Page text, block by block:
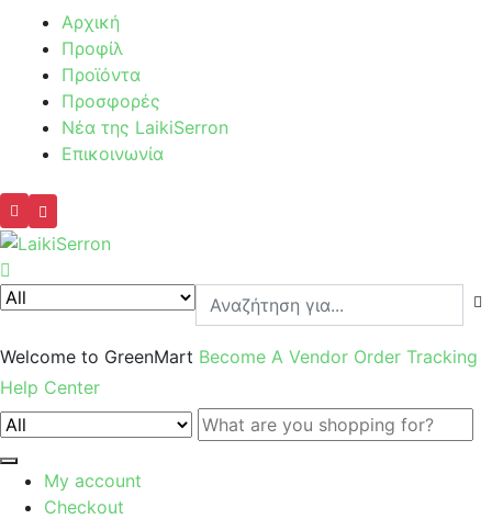
Αρχική
Προφίλ
Προϊόντα
Προσφορές
Νέα της LaikiSerron
Επικοινωνία
Welcome to GreenMart Become A Vendor Order Tracking
Help Center
My account
Checkout